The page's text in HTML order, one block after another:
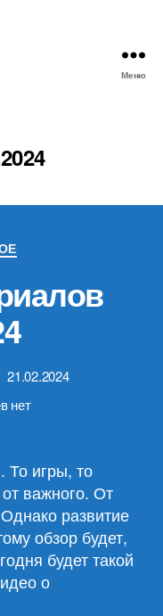
Меню
21.02.2024
к
материалов
21.02.24
нет
То игры, то
важного. От
развитие
обзор будет,
будет такой
о